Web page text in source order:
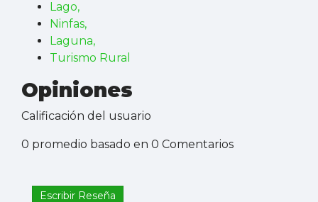
Lago,
Ninfas,
Laguna,
Turismo Rural
Opiniones
Calificación del usuario
0 promedio basado en 0 Comentarios
Escribir Reseña